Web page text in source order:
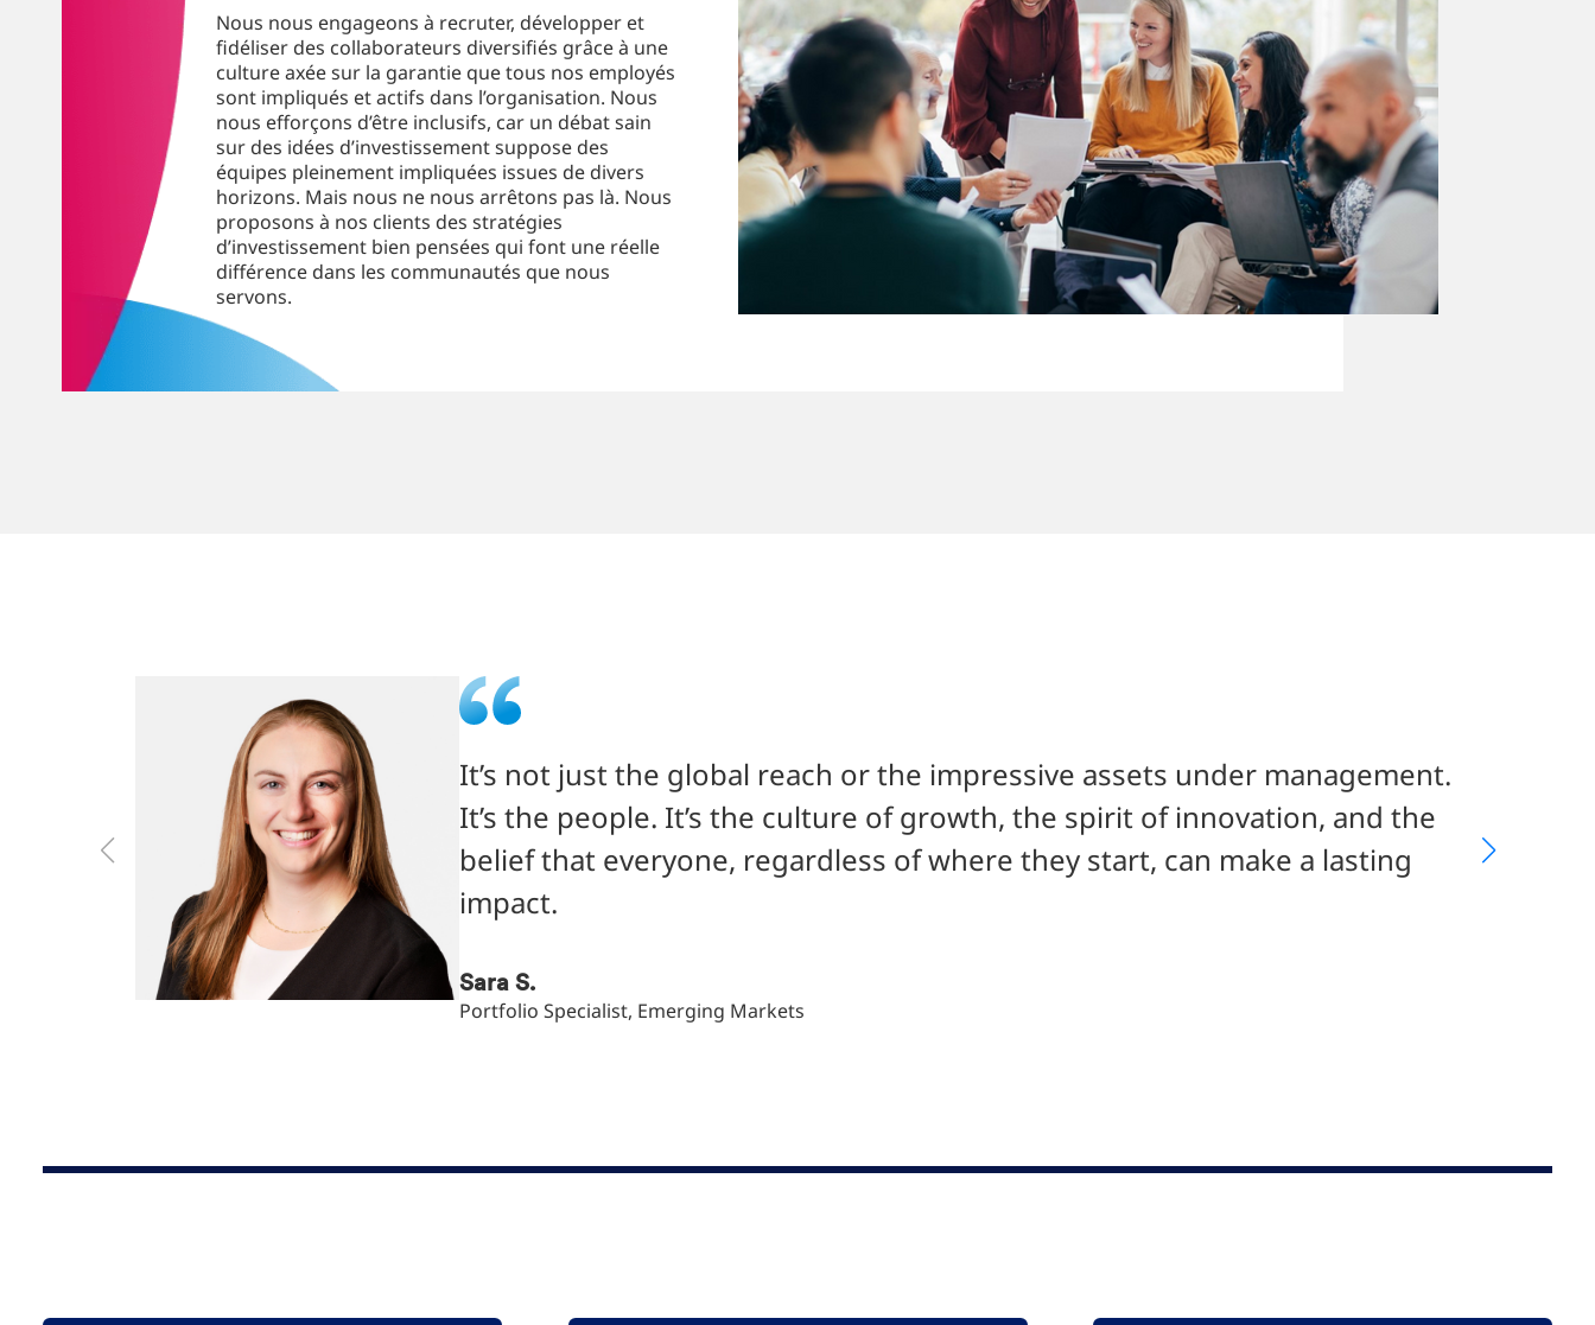
Nous nous engageons à recruter, développer et
fidéliser des collaborateurs diversifiés grâce à une
culture axée sur la garantie que tous nos employés
sont impliqués et actifs dans l’organisation. Nous
nous efforçons d’être inclusifs, car un débat sain
sur des idées d’investissement suppose des
équipes pleinement impliquées issues de divers
horizons. Mais nous ne nous arrêtons pas là. Nous
proposons à nos clients des stratégies
d’investissement bien pensées qui font une réelle
différence dans les communautés que nous
servons.
It’s not just the global reach or the impressive assets under management.
It’s the people. It’s the culture of growth, the spirit of innovation, and the
belief that everyone, regardless of where they start, can make a lasting
impact.
Sara S.
Portfolio Specialist, Emerging Markets